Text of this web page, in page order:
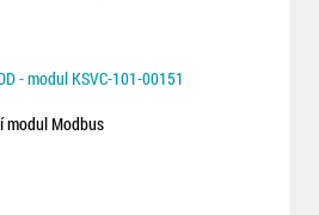
- modul KSVC-101-00151
modul Modbus